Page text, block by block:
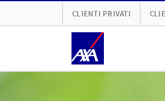
CLIENTI PRIVATI